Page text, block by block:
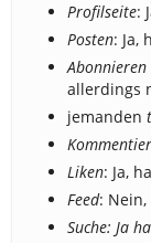
Profilseite:
Posten: Ja,
Abonnieren
allerdings
jemanden
Liken: Ja,
Feed:
Suche: Ja